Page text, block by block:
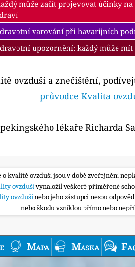
může začít projevovat účinky
varování při havarijních
upozornění: každý může
ovzduší a znečištění,
průvodce Kvalita
lékaře Richarda
o kvalitě ovzduší jsou v době zveřejnění
ovzdušívynaložil veškeré přiměřené
ovzdušínebo jeho zástupci nesou
nebo škodu vzniklou přímo nebo
Mapa Maska